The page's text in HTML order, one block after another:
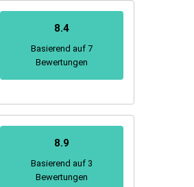
8.4
Basierend auf 7
Bewertungen
8.9
Basierend auf 3
Bewertungen